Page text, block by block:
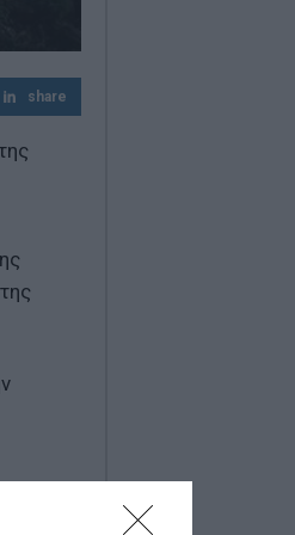
share